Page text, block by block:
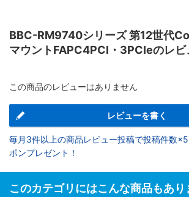
BBC-RM9740シリーズ 第12世代
マウントFAPC4PCI・3PCIeのレビ
この商品のレビューはありません
レビューを書く
毎月3件以上の商品レビュー投稿で投稿件数
ポンプレゼント！
このカテゴリにはこんな商品もあり